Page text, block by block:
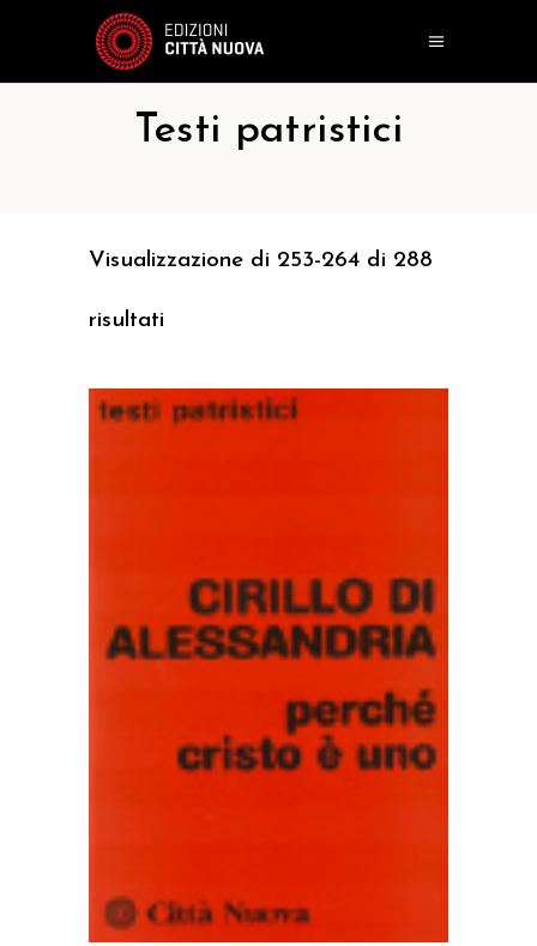
Testi patristici
Visualizzazione di 253-264 di 288
risultati